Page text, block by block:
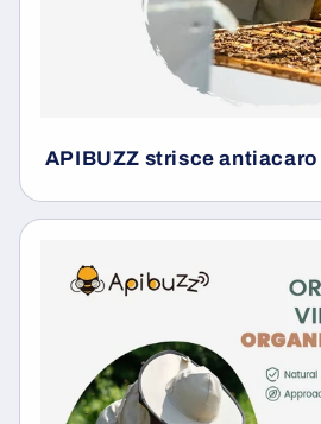
APIBUZZ strisce antiacaro